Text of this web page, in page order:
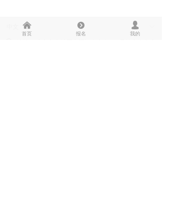
낀
首页
뀹
报名
넙
我的